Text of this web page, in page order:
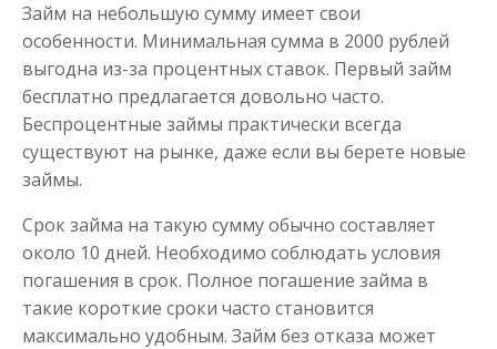
Срок от 1до 30 дня
Получить
Займ на небольшую сумму имеет свои
особенности. Минимальная сумма в 2000 рублей
выгодна из-за процентных ставок. Первый займ
бесплатно предлагается довольно часто.
Беспроцентные займы практически всегда
существуют на рынке, даже если вы берете новые
займы.
Срок займа на такую сумму обычно составляет
около 10 дней. Необходимо соблюдать условия
погашения в срок. Полное погашение займа в
такие короткие сроки часто становится
максимально удобным. Займ без отказа может